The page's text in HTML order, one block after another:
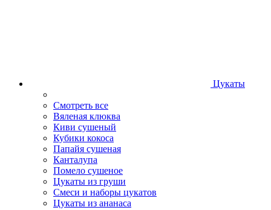
Цукаты
Смотреть все
Вяленая клюква
Киви сушеный
Кубики кокоса
Папайя сушеная
Канталупа
Помело сушеное
Цукаты из груши
Смеси и наборы цукатов
Цукаты из ананаса